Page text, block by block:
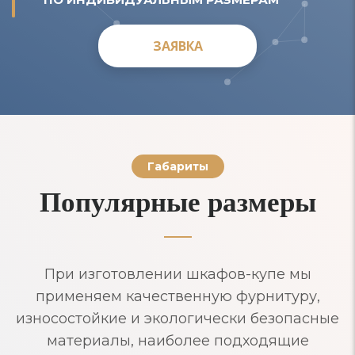
ЗАЯВКА
ЗАЯВКА
Габариты
Популярные размеры
При изготовлении шкафов-купе мы
применяем качественную фурнитуру,
износостойкие и экологически безопасные
материалы, наиболее подходящие